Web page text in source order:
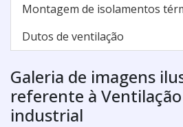
Montagem de isolamentos
Dutos de ventilação
Galeria de imagens
referente à
industrial